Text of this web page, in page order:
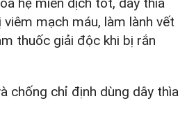
mạch máu, làm lành vết
thuốc giải độc khi bị rắn
chống chỉ định dùng dây thìa